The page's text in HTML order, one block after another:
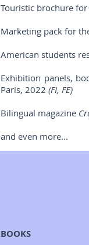
Touristic brochure
Marketing pack for
American students
Exhibition panels,
Paris, 2022 (FI, FE)
Bilingual magazine
and even more...
BOOKS